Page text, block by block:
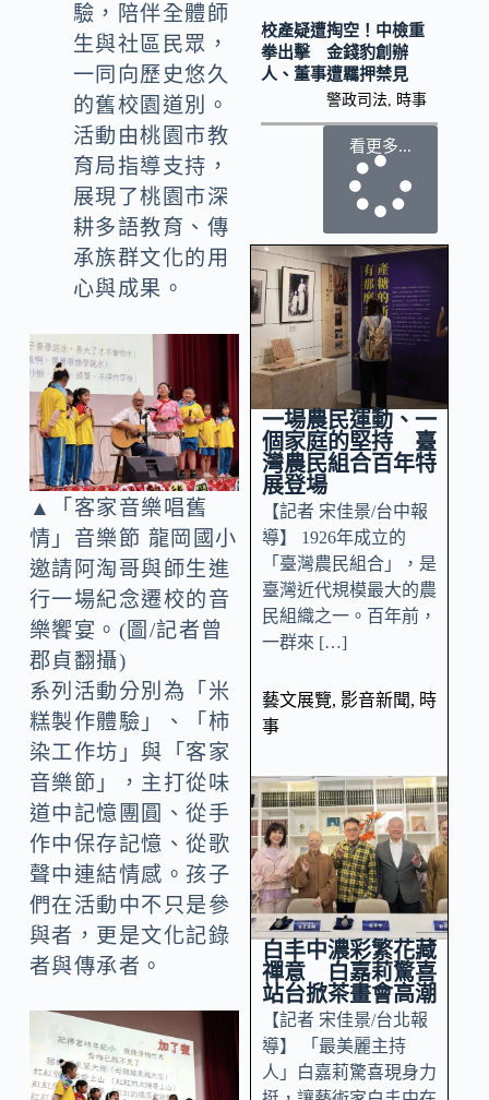
驗，陪伴全體師
生與社區民眾，
一同向歷史悠久
的舊校園道別。
活動由桃園市教
育局指導支持，
展現了桃園市深
耕多語教育、傳
承族群文化的用
心與成果。
▲「客家音樂唱舊
情」音樂節 龍岡國小
邀請阿淘哥與師生進
行一場紀念遷校的音
樂饗宴。(圖/記者曾
郡貞翻攝)
系列活動分別為「米
糕製作體驗」、「柿
染工作坊」與「客家
音樂節」，主打從味
道中記憶團圓、從手
作中保存記憶、從歌
聲中連結情感。孩子
們在活動中不只是參
與者，更是文化記錄
者與傳承者。
校產疑遭掏空！中檢重
拳出擊 金錢豹創辦
人、董事遭羈押禁見
警政司法 時事
看更多...
一場農民運動、一
個家庭的堅持 臺
灣農民組合百年特
展登場
【記者 宋佳景/台中報
導】 1926年成立的
「臺灣農民組合」，是
臺灣近代規模最大的農
民組織之一。百年前，
一群來 […]
藝文展覽, 影音新聞, 時
事
白丰中濃彩繁花藏
禪意 白嘉莉驚喜
站台掀茶畫會高潮
【記者 宋佳景/台北報
導】 「最美麗主持
人」白嘉莉驚喜現身力